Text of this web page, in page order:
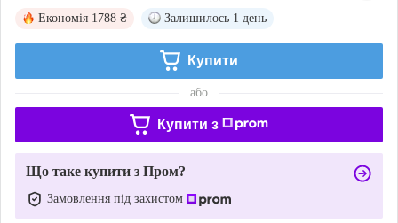
Економія 1788 ₴ Залишилось 1 день
Купити
або
Купити з
Що таке купити з Пром?
Замовлення під захистом